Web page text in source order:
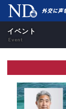
イベント